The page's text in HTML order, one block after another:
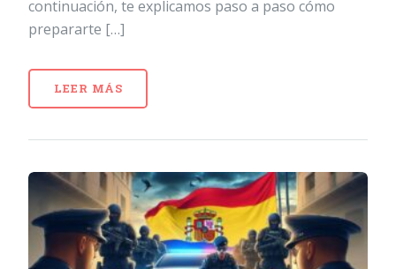
continuación, te explicamos paso a paso cómo
prepararte […]
LEER MÁS